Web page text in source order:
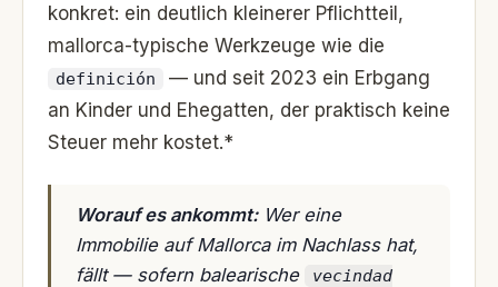
konkret: ein deutlich kleinerer Pflichtteil,
mallorca-typische Werkzeuge wie die
definición
— und seit 2023 ein Erbgang
an Kinder und Ehegatten, der praktisch keine
Steuer mehr kostet.*
Worauf es ankommt:Wer eine
Immobilie auf Mallorca im Nachlass hat,
fällt — sofern balearische
vecindad